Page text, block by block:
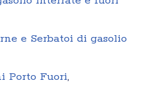
e Serbatoi di gasolio
Porto Fuori,